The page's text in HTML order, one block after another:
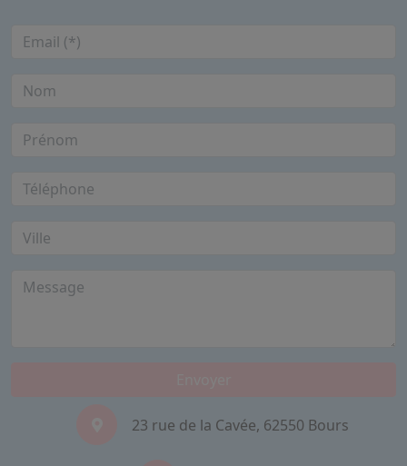
23 rue de la Cavée, 62550 Bours